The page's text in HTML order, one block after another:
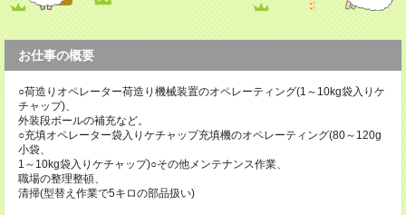
お仕事の概要
○荷造りオペレーター荷造り機械装置のオペレーティング(1～10kg袋入りケ
チャップ)、
外装段ボールの補充など。
○充填オペレーター袋入りケチャップ充填機のオペレーティング(80～120g
小袋、
1～10kg袋入りケチャップ)○その他メンテナンス作業、
職場の整理整頓、
清掃(型替え作業で5キロの部品扱い)